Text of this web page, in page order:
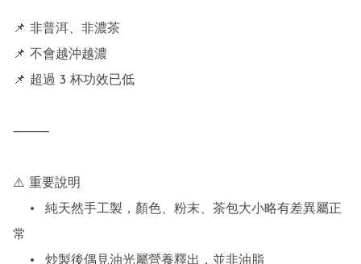
📌 非普洱、非濃茶
📌 不會越沖越濃
📌 超過 3 杯功效已低
⸻
⚠️ 重要說明
常